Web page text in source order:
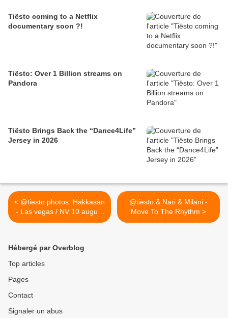
Tiësto coming to a Netflix
documentary soon ?!
Tiësto: Over 1 Billion streams on
Pandora
Tiësto Brings Back the “Dance4Life”
Jersey in 2026
< @tiesto photos: Hakkasan
- Las vegas / NV 10 august
2013
@tiesto & Nari & Milani -
Move To The Rhythm >
Hébergé par Overblog
Top articles
Pages
Contact
Signaler un abus